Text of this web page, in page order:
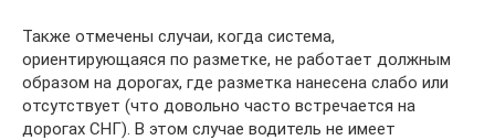
Также отмечены случаи, когда система,
ориентирующаяся по разметке, не работает должным
образом на дорогах, где разметка нанесена слабо или
отсутствует (что довольно часто встречается на
дорогах СНГ). В этом случае водитель не имеет